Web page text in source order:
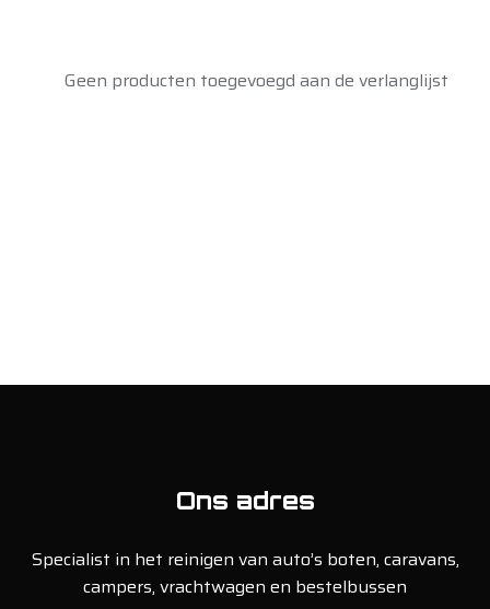
Geen producten toegevoegd aan de verlanglijst
Ons adres
Specialist in het reinigen van auto’s boten, caravans,
campers, vrachtwagen en bestelbussen